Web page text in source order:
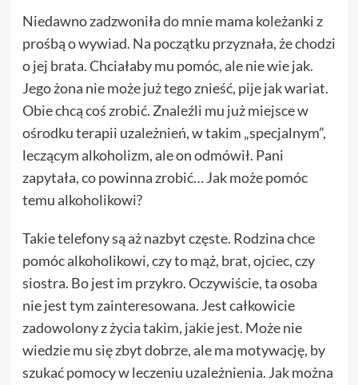
Niedawno zadzwoniła do mnie mama koleżanki z
prośbą o wywiad. Na początku przyznała, że chodzi
o jej brata. Chciałaby mu pomóc, ale nie wie jak.
Jego żona nie może już tego znieść, pije jak wariat.
Obie chcą coś zrobić. Znaleźli mu już miejsce w
ośrodku terapii uzależnień, w takim „specjalnym”,
leczącym alkoholizm, ale on odmówił. Pani
zapytała, co powinna zrobić… Jak może pomóc
temu alkoholikowi?
Takie telefony są aż nazbyt częste. Rodzina chce
pomóc alkoholikowi, czy to mąż, brat, ojciec, czy
siostra. Bo jest im przykro. Oczywiście, ta osoba
nie jest tym zainteresowana. Jest całkowicie
zadowolony z życia takim, jakie jest. Może nie
wiedzie mu się zbyt dobrze, ale ma motywację, by
szukać pomocy w leczeniu uzależnienia. Jak można